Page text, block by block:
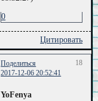
0
Цитировать
Поделиться
18
2017-12-06 20:52:41
YoFenya